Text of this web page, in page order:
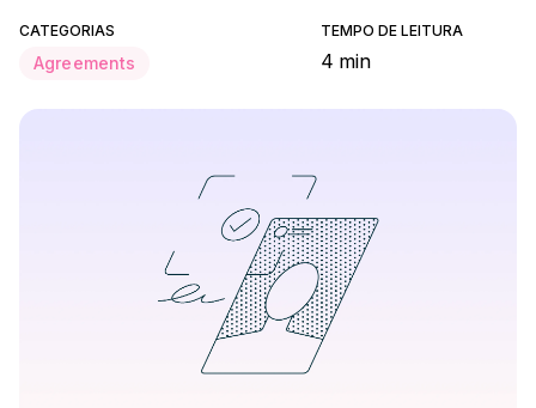
CATEGORIAS
Agreements
TEMPO DE LEITURA
4 min